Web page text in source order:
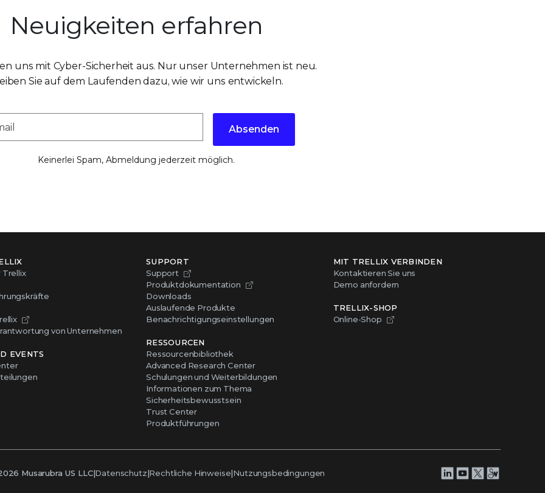
Neuigkeiten erfahren
uns mit Cyber-Sicherheit aus. Nur unser Unternehmen ist neu.
Sie auf dem Laufenden dazu, wie wir uns entwickeln.
Absenden
Keinerlei Spam, Abmeldung jederzeit möglich.
Trellix
von Unternehmen
EVENTS
SUPPORT
Support
Produktdokumentation
Downloads
Auslaufende Produkte
Benachrichtigungseinstellungen
RESSOURCEN
Ressourcenbibliothek
Advanced Research Center
Schulungen und Weiterbildungen
Informationen zum Thema
Sicherheitsbewusstsein
Trust Center
Produktführungen
MIT TRELLIX VERBINDEN
Kontaktieren Sie uns
Demo anfordern
TRELLIX-SHOP
Online-Shop
Musarubra US LLC|Datenschutz|Rechtliche Hinweise|Nutzungsbedingungen